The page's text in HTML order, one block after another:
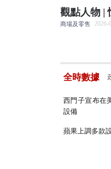
觀點人物 |
商場及零售 2026-
全時數據
西門子宣布在
設備
蘋果上調多款